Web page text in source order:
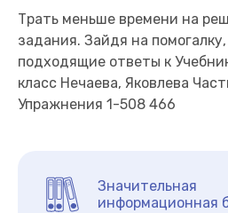
Трать меньше времени на
задания. Зайдя на
подходящие ответы к
класс Нечаева, Яковлева
Упражнения 1-508 466
Значительная
информационная